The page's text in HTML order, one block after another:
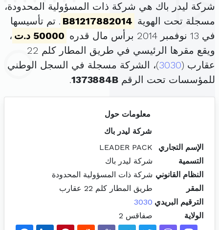
شركة ليدر باك هي شركة ذات المسؤولية المحدودة،
مسجلة تحت الهوية B81217882014 . تم تأسيسها
في 13 نوفمبر 2014 برأس مال قدره
50000 د.ت
،
ويقع مقرها الرئيسي في طريق المطار كلم 22
عقارب (3030)، الشركة مسجلة في السجل الوطني
للمؤسسات تحت الرقم 1373884B
.
معلومات حول
شركة ليدر باك
الإسم التجاري
LEADER PACK
التسمية
شركة ليدر باك
النظام القانوني شركة ذات المسؤولية المحدودة
المقر
طريق المطار كلم 22 عقارب
الترقيم البريدي 3030
الولاية
صفاقس 2